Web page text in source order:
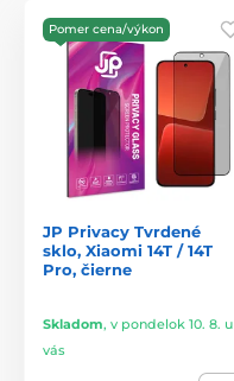
Pomer cena/výkon
JP Privacy Tvrdené
sklo, Xiaomi 14T / 14T
Pro, čierne
Skladom, v pondelok 10. 8. u
vás